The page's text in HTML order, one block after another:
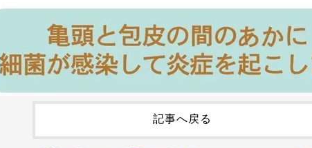
記事へ戻る